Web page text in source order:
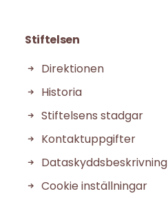
Stiftelsen
Direktionen
Historia
Stiftelsens stadgar
Kontaktuppgifter
Dataskyddsbeskrivning
Cookie inställningar